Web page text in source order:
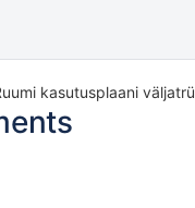
kasutusplaani